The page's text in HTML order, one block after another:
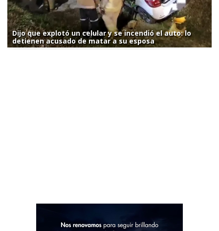
Dijo que explotó un celular y se incendió el auto: lo
detienen acusado de matar a su esposa